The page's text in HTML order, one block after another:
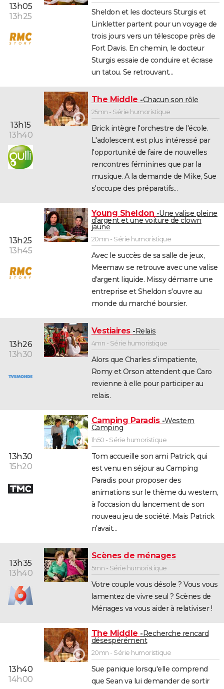
13h05
13h25
Sheldon et les docteurs Sturgis et
Linkletter partent pour un voyage de
trois jours vers un télescope près de
Fort Davis. En chemin, le docteur
Sturgis essaie de conduire et écrase
un tatou. Se retrouvant...
13h15
13h40
The Middle Chacun son rôle
25mn - Série humoristique
Brick intègre l'orchestre de l'école.
L'adolescent est plus intéressé par
l'opportunité de faire de nouvelles
rencontres féminines que par la
musique. A la demande de Mike, Sue
s'occupe des préparatifs...
13h25
13h45
Young Sheldon Une valise pleine
d'argent et une voiture de clown
jaune
20mn - Série humoristique
Avec le succès de sa salle de jeux,
Meemaw se retrouve avec une valise
d'argent liquide. Missy démarre une
entreprise et Sheldon s'ouvre au
monde du marché boursier.
13h26
13h30
Vestiaires Relais
4mn - Série humoristique
Alors que Charles s'impatiente,
Romy et Orson attendent que Caro
revienne à elle pour participer au
relais.
13h30
15h20
Camping Paradis Western
Camping
1h50 - Série humoristique
Tom accueille son ami Patrick, qui
est venu en séjour au Camping
Paradis pour proposer des
animations sur le thème du western,
à l'occasion du lancement de son
nouveau jeu de société. Mais Patrick
n'avait...
13h35
13h40
Scènes de ménages
5mn - Série humoristique
Votre couple vous désole ? Vous vous
lamentez de vivre seul ? Scènes de
Ménages va vous aider à relativiser !
13h40
14h00
The Middle Recherche rencard
désespérément
20mn - Série humoristique
Sue panique lorsqu'elle comprend
que Sean va lui demander de sortir